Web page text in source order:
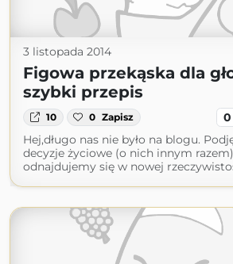
3 listopada 2014
Figowa przekąska dla
szybki przepis
10 0 Zapisz 0
Hej,długo nas nie było na blogu.
decyzje życiowe (o nich innym
odnajdujemy się w nowej